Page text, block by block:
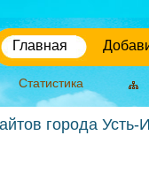
Главная
Статистика
города Усть-